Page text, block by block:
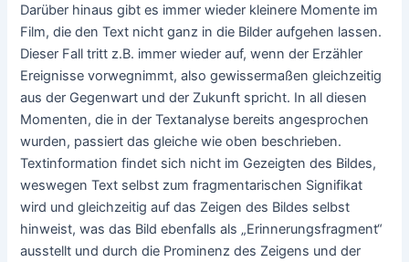
Darüber hinaus gibt es immer wieder kleinere Momente im
Film, die den Text nicht ganz in die Bilder aufgehen lassen.
Dieser Fall tritt z.B. immer wieder auf, wenn der Erzähler
Ereignisse vorwegnimmt, also gewissermaßen gleichzeitig
aus der Gegenwart und der Zukunft spricht. In all diesen
Momenten, die in der Textanalyse bereits angesprochen
wurden, passiert das gleiche wie oben beschrieben.
Textinformation findet sich nicht im Gezeigten des Bildes,
weswegen Text selbst zum fragmentarischen Signifikat
wird und gleichzeitig auf das Zeigen des Bildes selbst
hinweist, was das Bild ebenfalls als „Erinnerungsfragment“
ausstellt und durch die Prominenz des Zeigens und der